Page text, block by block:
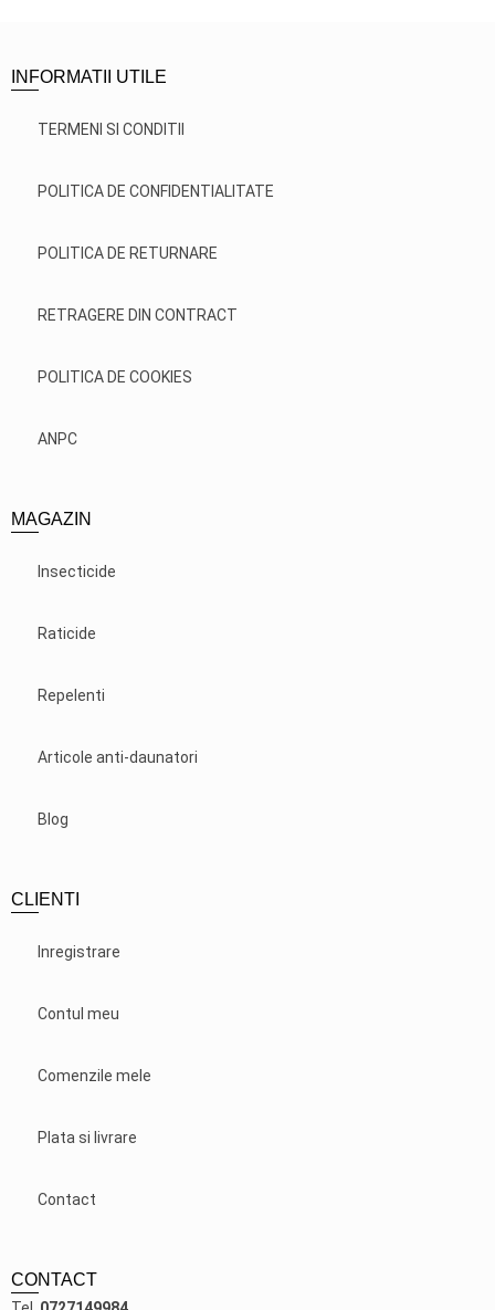
INFORMATII UTILE
TERMENI SI CONDITII
POLITICA DE CONFIDENTIALITATE
POLITICA DE RETURNARE
RETRAGERE DIN CONTRACT
POLITICA DE COOKIES
ANPC
MAGAZIN
Insecticide
Raticide
Repelenti
Articole anti-daunatori
Blog
CLIENTI
Inregistrare
Contul meu
Comenzile mele
Plata si livrare
Contact
CONTACT